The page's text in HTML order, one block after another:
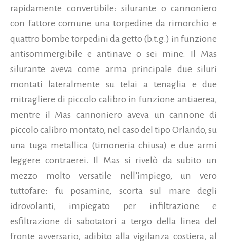
rapidamente convertibile: silurante o cannoniero
con fattore comune una torpedine da rimorchio e
quattro bombe torpedini da getto (b.t.g.) in funzione
antisommergibile e antinave o sei mine. Il Mas
silurante aveva come arma principale due siluri
montati lateralmente su telai a tenaglia e due
mitragliere di piccolo calibro in funzione antiaerea,
mentre il Mas cannoniero aveva un cannone di
piccolo calibro montato, nel caso del tipo Orlando, su
una tuga metallica (timoneria chiusa) e due armi
leggere contraerei. Il Mas si rivelò da subito un
mezzo molto versatile nell’impiego, un vero
tuttofare: fu posamine, scorta sul mare degli
idrovolanti, impiegato per infiltrazione e
esfiltrazione di sabotatori a tergo della linea del
fronte avversario, adibito alla vigilanza costiera, al